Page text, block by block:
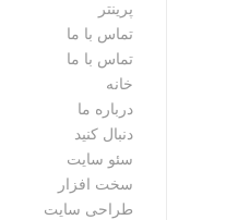
پرینتر
تماس با ما
تماس با ما
خانه
درباره ما
دنبال کنید
سئو سایت
سخت افزار
طراحی سایت